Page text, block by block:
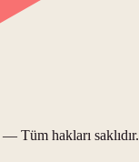
— Tüm hakları saklıdır.